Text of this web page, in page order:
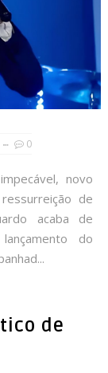
0
novo
de
acaba de
do
de